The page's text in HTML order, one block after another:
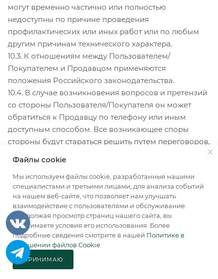
могут временно частично или полностью
недоступны по причине проведения
профилактических или иных работ или по любым
другим причинам технического характера.
10.3. К отношениям между Пользователем/
Покупателем и Продавцом применяются
положения Российского законодательства.
10.4. В случае возникновения вопросов и претензий
со стороны Пользователя/Покупателя он может
обратиться к Продавцу по телефону или иным
доступным способом. Все возникающее споры
стороны будут стараться решить путем переговоров,
действующим законодательством Российской
Федерации.
10.5. Признание судом недействительности какого-
либо положения настоящей Публичной оферты не
влечет за собой недействительность остальных
положений.
Файлы cookie
Мы используем файлы cookie, разработанные нашими
специалистами и третьими лицами, для анализа событий
на нашем веб-сайте, что позволяет нам улучшать
взаимодействие с пользователями и обслуживание.
Продолжая просмотр страниц нашего сайта, вы
принимаете условия его использования. Более
подробные сведения смотрите в нашей Политике в
отношении файлов Cookie
ПРИНИМАЮ